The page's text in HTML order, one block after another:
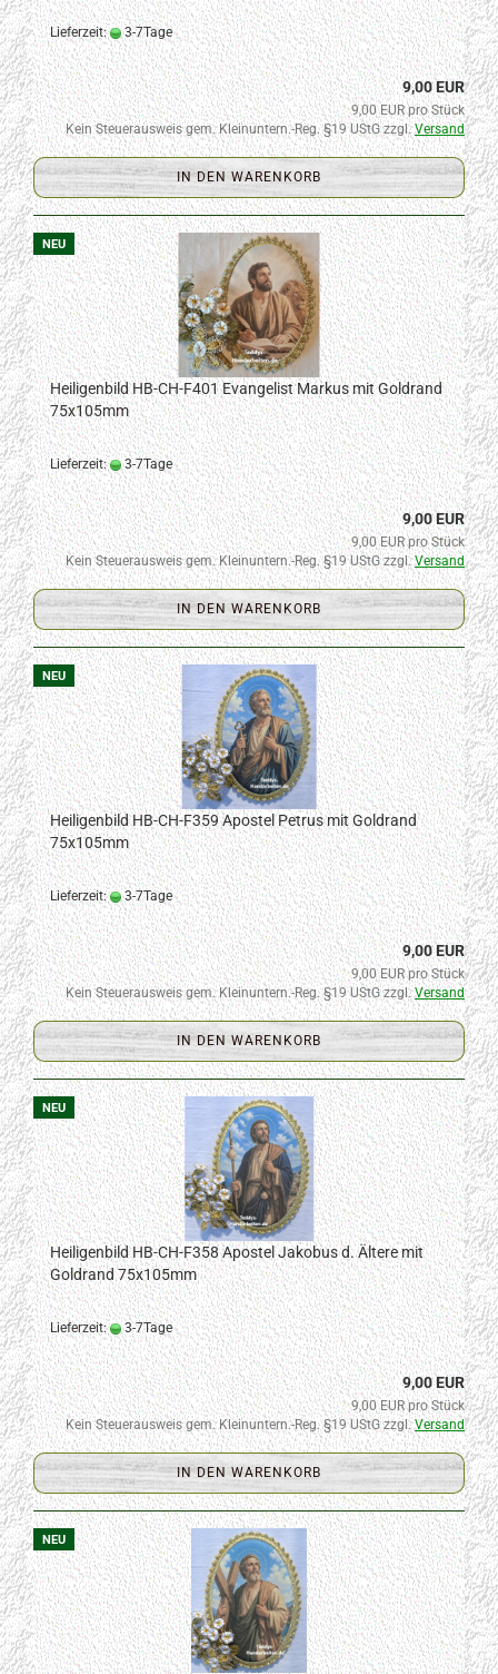
Lieferzeit: 3-7Tage
9,00 EUR
9,00 EUR pro Stück
Kein Steuerausweis gem. Kleinuntern.-Reg. §19 UStG zzgl.Versand
IN DEN WARENKORB
NEU
Heiligenbild HB-CH-F401 Evangelist Markus mit Goldrand
75x105mm
Lieferzeit: 3-7Tage
9,00 EUR
9,00 EUR pro Stück
Kein Steuerausweis gem. Kleinuntern.-Reg. §19 UStG zzgl.Versand
IN DEN WARENKORB
NEU
Heiligenbild HB-CH-F359 Apostel Petrus mit Goldrand
75x105mm
Lieferzeit: 3-7Tage
9,00 EUR
9,00 EUR pro Stück
Kein Steuerausweis gem. Kleinuntern.-Reg. §19 UStG zzgl.Versand
IN DEN WARENKORB
NEU
Heiligenbild HB-CH-F358 Apostel Jakobus d. Ältere mit
Goldrand 75x105mm
Lieferzeit: 3-7Tage
9,00 EUR
9,00 EUR pro Stück
Kein Steuerausweis gem. Kleinuntern.-Reg. §19 UStG zzgl.Versand
IN DEN WARENKORB
NEU